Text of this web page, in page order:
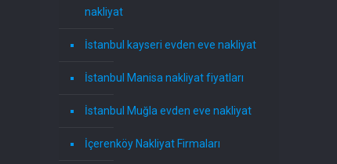
nakliyat
İstanbul kayseri evden eve nakliyat
İstanbul Manisa nakliyat fiyatları
İstanbul Muğla evden eve nakliyat
İçerenköy Nakliyat Firmaları